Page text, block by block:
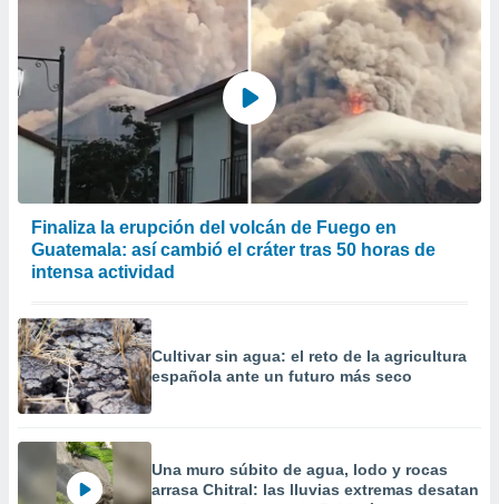
Finaliza la erupción del volcán de Fuego en
Guatemala: así cambió el cráter tras 50 horas de
intensa actividad
Cultivar sin agua: el reto de la agricultura
española ante un futuro más seco
Una muro súbito de agua, lodo y rocas
arrasa Chitral: las lluvias extremas desatan